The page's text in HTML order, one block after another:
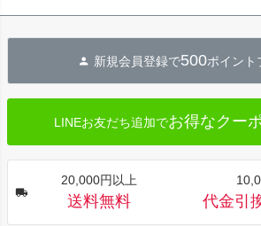
新規会員登録で500ポイント
LINEお友だち追加でお得なクー
20,000円以上
送料無料 代金引